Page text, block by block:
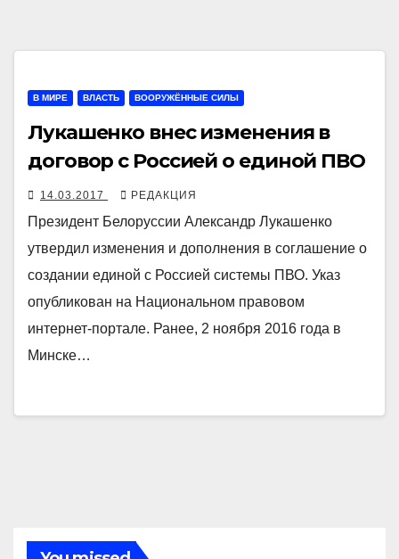
В МИРЕ ВЛАСТЬ ВООРУЖЁННЫЕ СИЛЫ
Лукашенко внес изменения в
договор с Россией о единой ПВО
14.03.2017 РЕДАКЦИЯ
Президент Белоруссии Александр Лукашенко
утвердил изменения и дополнения в соглашение о
создании единой с Россией системы ПВО. Указ
опубликован на Национальном правовом
интернет-портале. Ранее, 2 ноября 2016 года в
Минске…